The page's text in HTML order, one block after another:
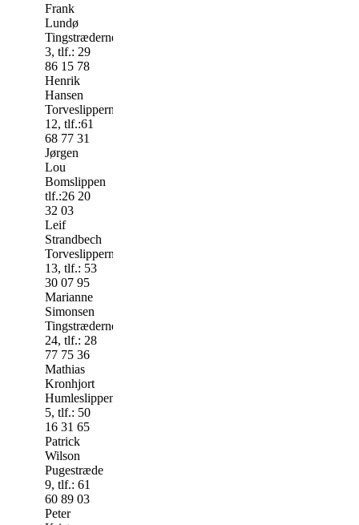
Frank
Lundø
Tingstræderne
3, tlf.: 29
86 15 78
Henrik
Hansen
Torveslipperne
12, tlf.:61
68 77 31
Jørgen
Lou
Bomslippen
tlf.:26 20
32 03
Leif
Strandbech
Torveslipperne
13, tlf.: 53
30 07 95
Marianne
Simonsen
Tingstræderne
24, tlf.: 28
77 75 36
Mathias
Kronhjort
Humleslippen
5, tlf.: 50
16 31 65
Patrick
Wilson
Pugestræde
9, tlf.: 61
60 89 03
Peter